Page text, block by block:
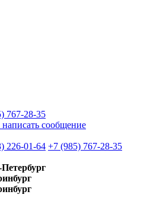
767-28-35
написать сообщение
226-01-64 +7 (985) 767-28-35